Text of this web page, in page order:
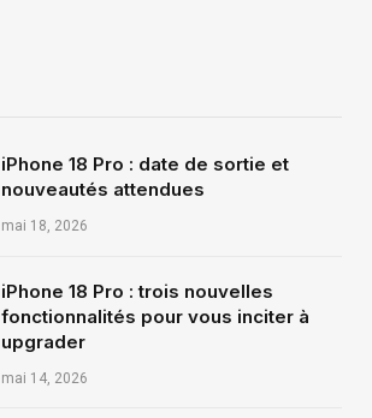
iPhone 18 Pro : date de sortie et
nouveautés attendues
mai 18, 2026
iPhone 18 Pro : trois nouvelles
fonctionnalités pour vous inciter à
upgrader
mai 14, 2026